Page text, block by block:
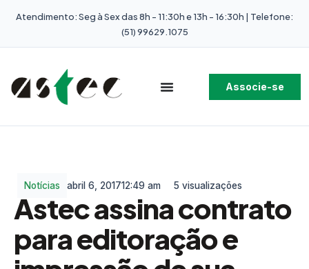
Atendimento: Seg à Sex das 8h - 11:30h e 13h - 16:30h | Telefone:
(51) 99629.1075
Associe-se
Notícias abril 6, 201712:49 am 5 visualizações
Astec assina contrato
para editoração e